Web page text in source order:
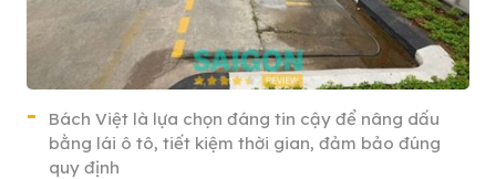
Bách Việt là lựa chọn đáng tin cậy để nâng dấu
bằng lái ô tô, tiết kiệm thời gian, đảm bảo đúng
quy định